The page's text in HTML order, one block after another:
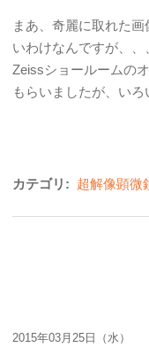
まあ、奇麗に取れた
いわけなんですが、、
Zeissショールームの
もらいましたが、いろ
カテゴリ: 超解像顕微
2015年03月25日（水）